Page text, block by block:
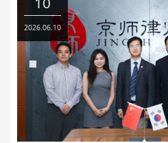
2026.06.10